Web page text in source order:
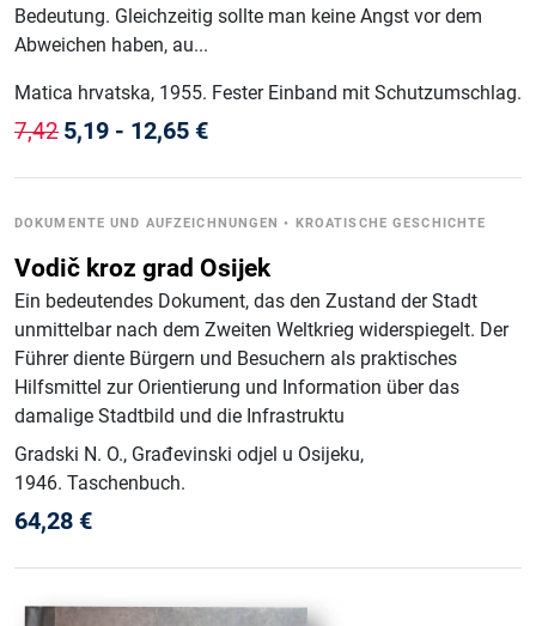
Bedeutung. Gleichzeitig sollte man keine Angst vor dem
Abweichen haben, au...
Matica hrvatska, 1955. Fester Einband mit Schutzumschlag.
7,42 5,19 - 12,65 €
DOKUMENTE UND AUFZEICHNUNGEN • KROATISCHE GESCHICHTE
Vodič kroz grad Osijek
Ein bedeutendes Dokument, das den Zustand der Stadt
unmittelbar nach dem Zweiten Weltkrieg widerspiegelt. Der
Führer diente Bürgern und Besuchern als praktisches
Hilfsmittel zur Orientierung und Information über das
damalige Stadtbild und die Infrastruktu
Gradski N. O., Građevinski odjel u Osijeku,
1946. Taschenbuch.
64,28 €